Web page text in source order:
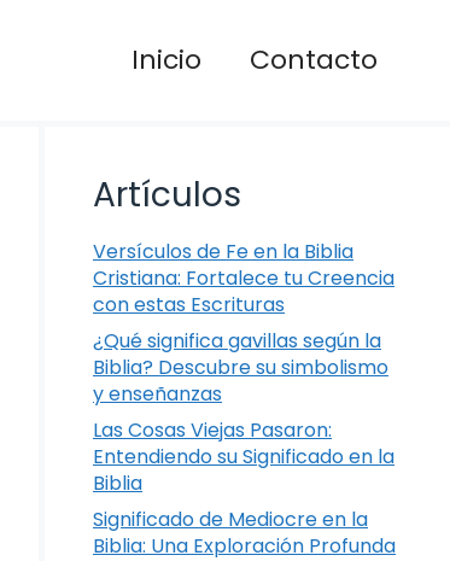
Inicio Contacto
Artículos
Versículos de Fe en la Biblia
Cristiana: Fortalece tu Creencia
con estas Escrituras
¿Qué significa gavillas según la
Biblia? Descubre su simbolismo
y enseñanzas
Las Cosas Viejas Pasaron:
Entendiendo su Significado en la
Biblia
Significado de Mediocre en la
Biblia: Una Exploración Profunda